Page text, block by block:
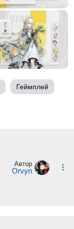
Геймплей
Автор
Orvyn